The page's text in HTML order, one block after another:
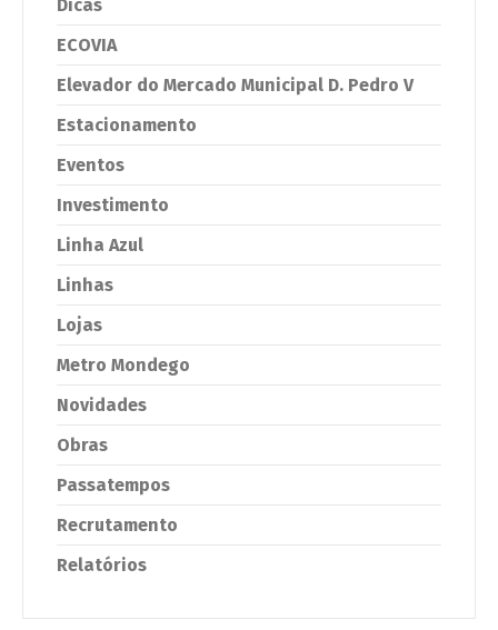
Dicas
ECOVIA
Elevador do Mercado Municipal D. Pedro V
Estacionamento
Eventos
Investimento
Linha Azul
Linhas
Lojas
Metro Mondego
Novidades
Obras
Passatempos
Recrutamento
Relatórios